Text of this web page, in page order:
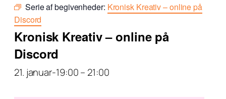
Serie af begivenheder: Kronisk Kreativ – online på
Discord
Kronisk Kreativ – online på
Discord
21. januar-19:00– 21:00